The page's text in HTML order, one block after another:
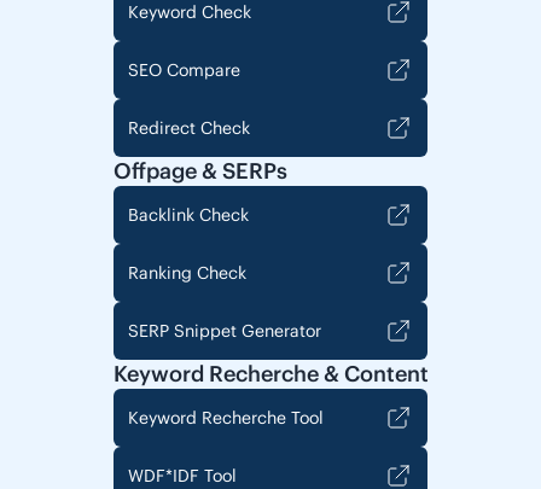
Keyword Check
SEO Compare
Redirect Check
Offpage & SERPs
Backlink Check
Ranking Check
SERP Snippet Generator
Keyword Recherche & Content
Keyword Recherche Tool
WDF*IDF Tool